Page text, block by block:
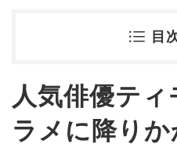
目
人気俳優テ
ラメに降り